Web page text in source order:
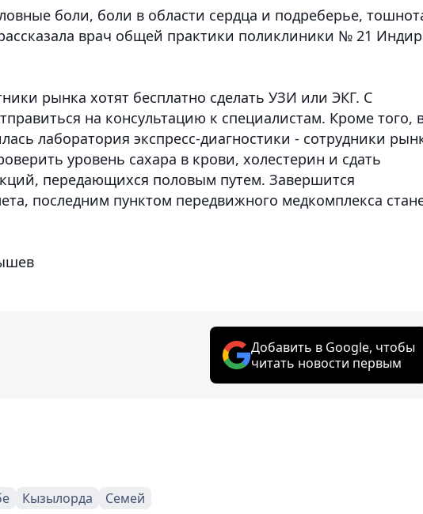
боли, боли в области сердца и подреберье,
врач общей практики поликлиники № 21
рынка хотят бесплатно сделать УЗИ или ЭКГ. С
на консультацию к специалистам. Кроме того,
лаборатория экспресс-диагностики - сотрудники
уровень сахара в крови, холестерин и сдать
передающихся половым путем. Завершится
последним пунктом передвижного медкомплекса
Добавить в Google, чтобы
читать новости первым
Кызылорда Семей